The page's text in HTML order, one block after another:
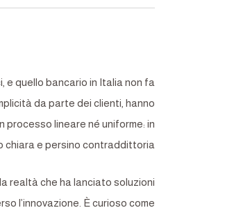
e quello bancario in Italia non fa
da parte dei clienti, hanno
processo lineare né uniforme: in
e persino contraddittoria.
realtà che ha lanciato soluzioni
l’innovazione. È curioso come